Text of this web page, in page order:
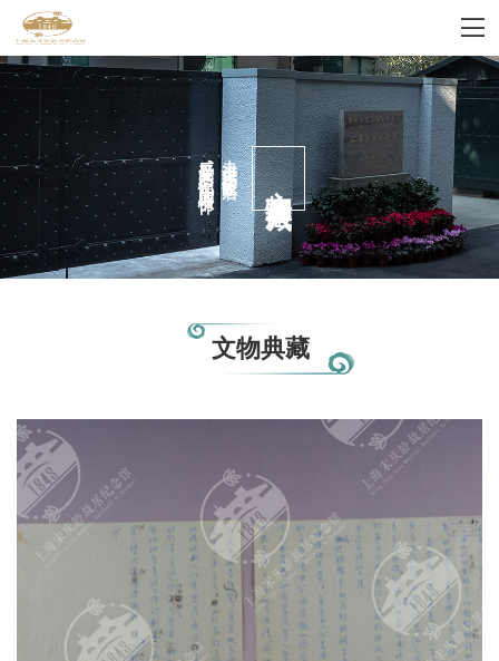
文物典藏
走进宋庆龄故居
感受家的记忆国的情怀
文物典藏